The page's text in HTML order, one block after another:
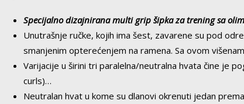
Specijalno dizajnirana multi grip šipka za trening sa
Unutrašnje ručke, kojih ima šest, zavarene su pod
smanjenim opterećenjem na ramena. Sa ovom
Varijacije u širini tri paralelna/neutralna hvata čine je
curls)…
Neutralan hvat u kome su dlanovi okrenuti jedan